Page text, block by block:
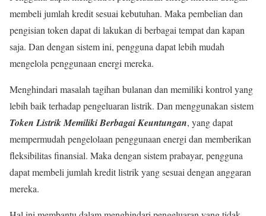
membeli jumlah kredit sesuai kebutuhan. Maka pembelian dan
pengisian token dapat di lakukan di berbagai tempat dan kapan
saja. Dan dengan sistem ini, pengguna dapat lebih mudah
mengelola penggunaan energi mereka.
Menghindari masalah tagihan bulanan dan memiliki kontrol yang
lebih baik terhadap pengeluaran listrik. Dan menggunakan sistem
Token Listrik Memiliki Berbagai Keuntungan, yang dapat
mempermudah pengelolaan penggunaan energi dan memberikan
fleksibilitas finansial. Maka dengan sistem prabayar, pengguna
dapat membeli jumlah kredit listrik yang sesuai dengan anggaran
mereka.